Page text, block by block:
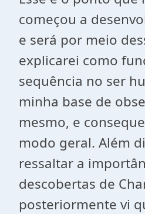
começou a
e será por meio
explicarei como
sequência no ser
minha base de
mesmo, e
modo geral. Além
ressaltar a
descobertas de
posteriormente vi